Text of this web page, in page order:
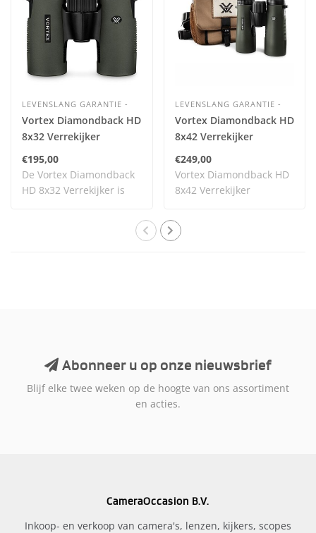
LEVENSLANG GARANTIE -
Vortex Diamondback HD
8x32 Verrekijker
€195,00
De Vortex Diamondback
HD 8x32 Verrekijker is
LEVENSLANG GARANTIE -
Vortex Diamondback HD
8x42 Verrekijker
€249,00
Vortex Diamondback HD
8x42 Verrekijker
Abonneer u op onze nieuwsbrief
Blijf elke twee weken op de hoogte van ons assortiment
en acties.
CameraOccasion B.V.
Inkoop- en verkoop van camera's, lenzen, kijkers, scopes